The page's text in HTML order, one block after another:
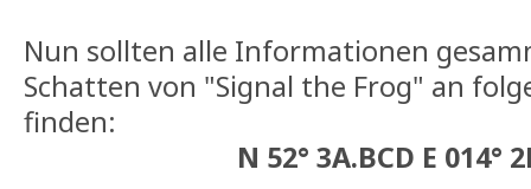
Nun sollten alle Informationen
Schatten von "Signal the Frog" an
finden:
N 52° 3A.BCD E 014°